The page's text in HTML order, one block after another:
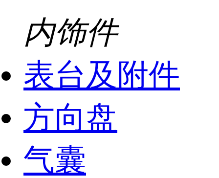
内饰件
表台及附件
方向盘
气囊